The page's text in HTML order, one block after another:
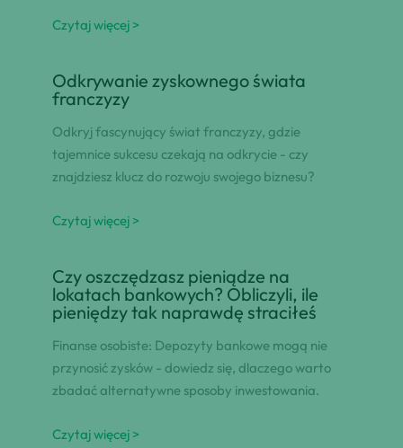
Czytaj więcej >
Odkrywanie zyskownego świata
franczyzy
Odkryj fascynujący świat franczyzy, gdzie
tajemnice sukcesu czekają na odkrycie - czy
znajdziesz klucz do rozwoju swojego biznesu?
Czytaj więcej >
Czy oszczędzasz pieniądze na
lokatach bankowych? Obliczyli, ile
pieniędzy tak naprawdę straciłeś
Finanse osobiste: Depozyty bankowe mogą nie
przynosić zysków - dowiedz się, dlaczego warto
zbadać alternatywne sposoby inwestowania.
Czytaj więcej >